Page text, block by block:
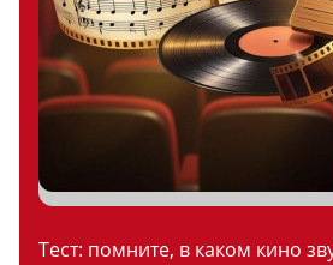
Тест: помните, в каком кино